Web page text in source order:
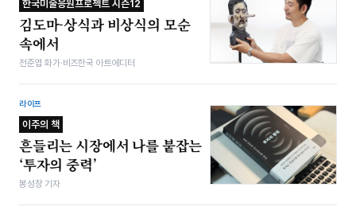
한국미술응원프로젝트 시즌12
김도마-상식과 비상식의 모순
속에서
전준엽 화가·비즈한국 아트에디터
라이프
이주의 책
흔들리는 시장에서 나를 붙잡는
‘투자의 중력’
봉성창 기자